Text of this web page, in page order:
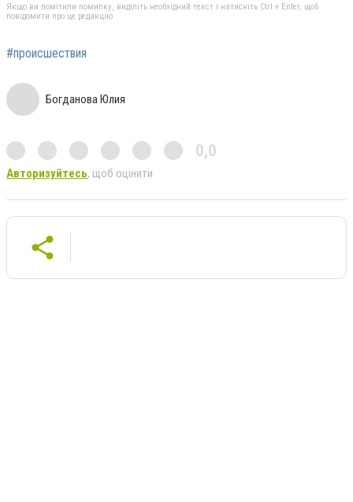
Якщо ви помітили помилку, виділіть необхідний текст і натисніть Ctrl + Enter, щоб
повідомити про це редакцію
#происшествия
Богданова Юлия
0,0
Авторизуйтесь, щоб оцінити